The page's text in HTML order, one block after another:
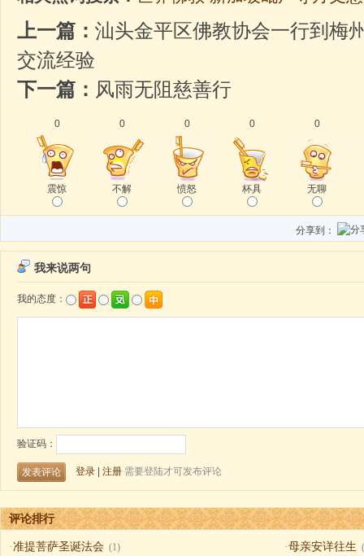
上一篇： 汕头金平区佛教协会一行到梅
交流经验
下一篇： 风雨无阻慈善行
0
震惊
0
不解
0
愤怒
0
杯具
0
无聊
分享到：
评论排行
·准提菩萨圣诞法会 (1) ·母亲安详往生